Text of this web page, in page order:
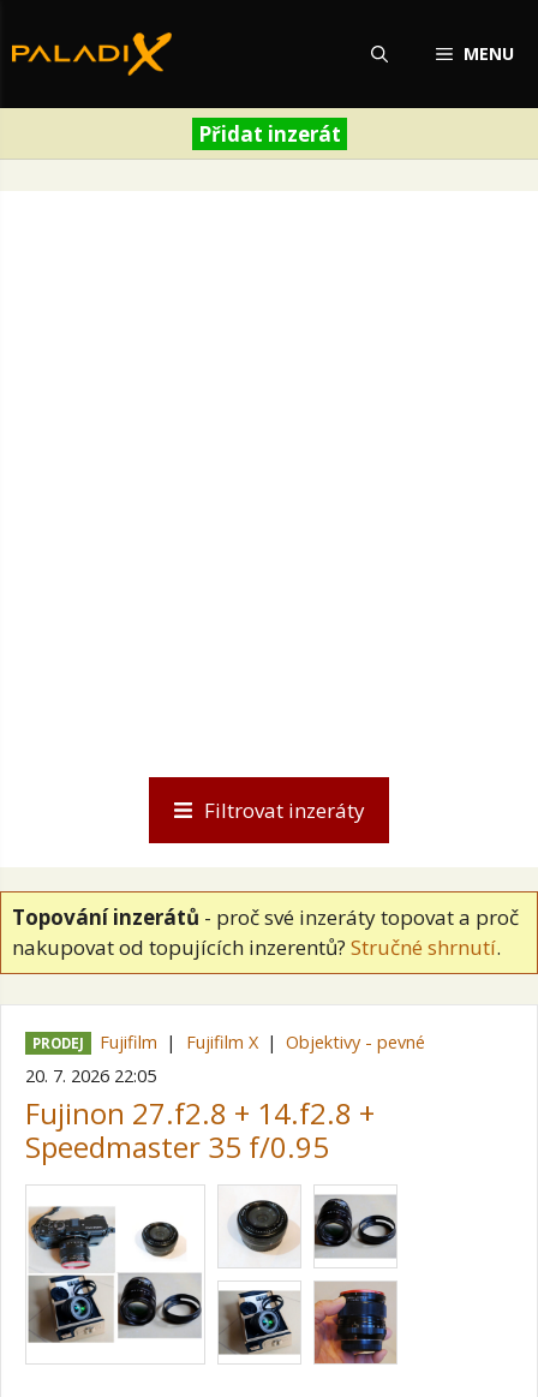
na
MENU
Přidat inzerát
Topování inzerátů - proč své inzeráty topovat a proč
nakupovat od topujících inzerentů? Stručné shrnutí.
PRODEJ Fujifilm Fujifilm X
Objektivy - pevné
20. 7. 2026 22:05
Fujinon 27.f2.8 + 14.f2.8 +
Speedmaster 35 f/0.95
Filtrovat inzeráty